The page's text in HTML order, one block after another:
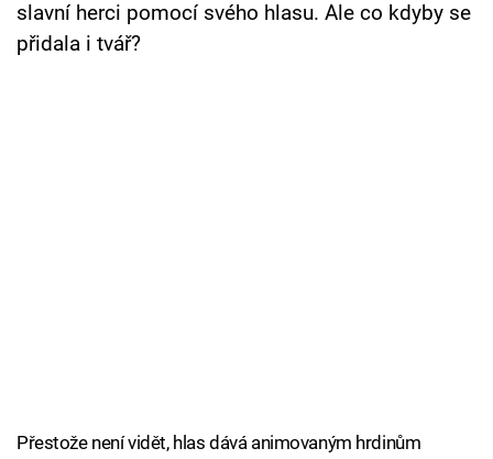
Přihlášení
slavní herci pomocí svého hlasu. Ale co kdyby se
přidala i tvář?
Přestože není vidět, hlas dává animovaným hrdinům